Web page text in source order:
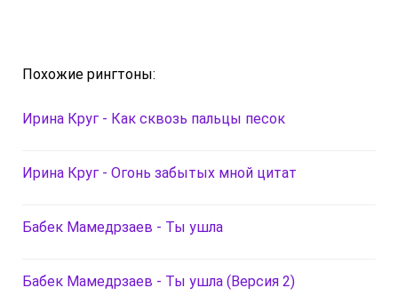
Похожие рингтоны:
Ирина Круг - Как сквозь пальцы песок
Ирина Круг - Огонь забытых мной цитат
Бабек Мамедрзаев - Ты ушла
Бабек Мамедрзаев - Ты ушла (Версия 2)